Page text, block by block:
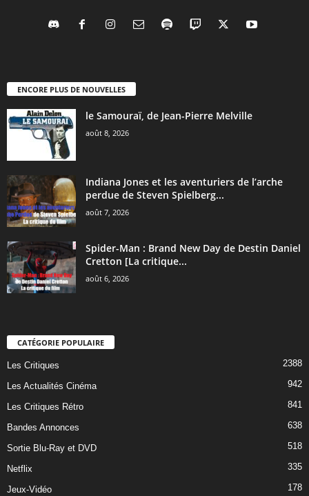
ENCORE PLUS DE NOUVELLES
le Samouraï, de Jean-Pierre Melville
août 8, 2026
Indiana Jones et les aventuriers de l’arche
perdue de Steven Spielberg...
août 7, 2026
Spider-Man : Brand New Day de Destin Daniel
Cretton [La critique...
août 6, 2026
CATÉGORIE POPULAIRE
Les Critiques 2388
Les Actualités Cinéma 942
Les Critiques Rétro 841
Bandes Annonces 638
Sortie Blu-Ray et DVD 518
Netflix 335
Jeux-Vidéo 178